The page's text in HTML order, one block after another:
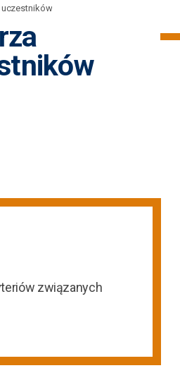
uczestników
związanych